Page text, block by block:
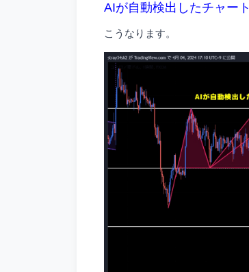
AIが自動検出したチャー
こうなります。